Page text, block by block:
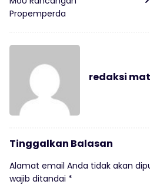
Propemperda
redaksi
Tinggalkan Balasan
Alamat email Anda tidak akan
wajib ditandai *